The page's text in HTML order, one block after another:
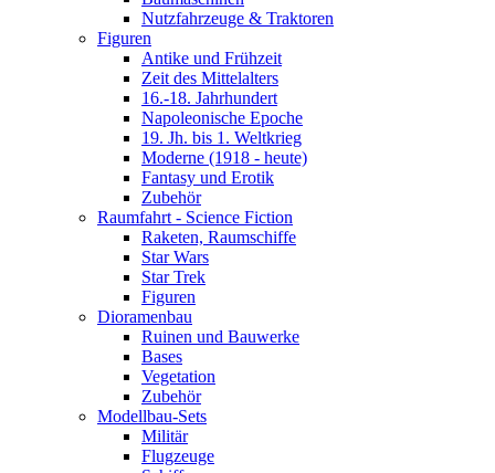
Nutzfahrzeuge & Traktoren
Figuren
Antike und Frühzeit
Zeit des Mittelalters
16.-18. Jahrhundert
Napoleonische Epoche
19. Jh. bis 1. Weltkrieg
Moderne (1918 - heute)
Fantasy und Erotik
Zubehör
Raumfahrt - Science Fiction
Raketen, Raumschiffe
Star Wars
Star Trek
Figuren
Dioramenbau
Ruinen und Bauwerke
Bases
Vegetation
Zubehör
Modellbau-Sets
Militär
Flugzeuge